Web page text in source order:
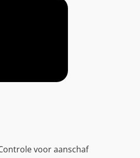
voor aanschaf